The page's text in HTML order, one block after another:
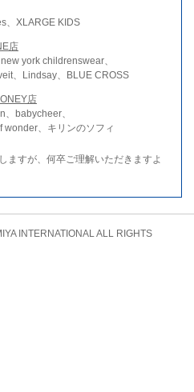
、XLARGE KIDS
店
york childrenswear、
、Lindsay、BLUE CROSS
店
babycheer、
、キリンのソフィ
ますが、何卒ご理解いただきますよ